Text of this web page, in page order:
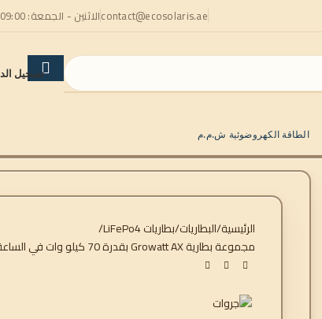
contact@ecosolaris.aeالاثنين - الجمعة: 09:00 - 18:00
تسجيل
الطاقة الكهروضوئية ش.م.م
الرئيسية البطاريات بطاريات LiFePo4
مجموعة بطارية Growatt AX بقدرة 70 كيلو وات في الساعة لـ WIT